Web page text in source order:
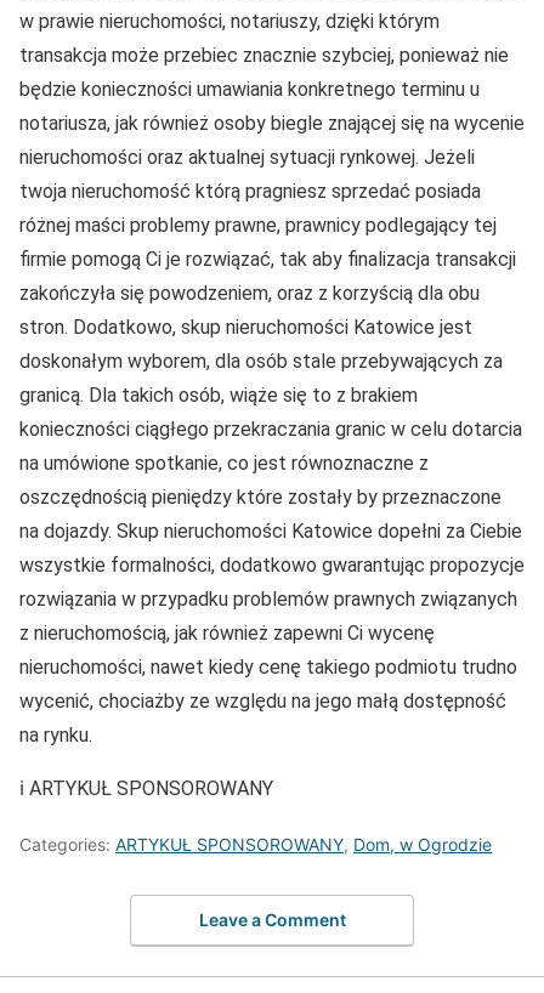
w prawie nieruchomości, notariuszy, dzięki którym
transakcja może przebiec znacznie szybciej, ponieważ nie
będzie konieczności umawiania konkretnego terminu u
notariusza, jak również osoby biegle znającej się na wycenie
nieruchomości oraz aktualnej sytuacji rynkowej. Jeżeli
twoja nieruchomość którą pragniesz sprzedać posiada
różnej maści problemy prawne, prawnicy podlegający tej
firmie pomogą Ci je rozwiązać, tak aby finalizacja transakcji
zakończyła się powodzeniem, oraz z korzyścią dla obu
stron. Dodatkowo, skup nieruchomości Katowice jest
doskonałym wyborem, dla osób stale przebywających za
granicą. Dla takich osób, wiąże się to z brakiem
konieczności ciągłego przekraczania granic w celu dotarcia
na umówione spotkanie, co jest równoznaczne z
oszczędnością pieniędzy które zostały by przeznaczone
na dojazdy. Skup nieruchomości Katowice dopełni za Ciebie
wszystkie formalności, dodatkowo gwarantując propozycje
rozwiązania w przypadku problemów prawnych związanych
z nieruchomością, jak również zapewni Ci wycenę
nieruchomości, nawet kiedy cenę takiego podmiotu trudno
wycenić, chociażby ze względu na jego małą dostępność
na rynku.
ℹ️ ARTYKUŁ SPONSOROWANY
Categories: ARTYKUŁ SPONSOROWANY, Dom, w Ogrodzie
Leave a Comment